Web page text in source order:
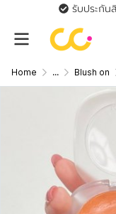
รับประกัน
Home ... Blush on